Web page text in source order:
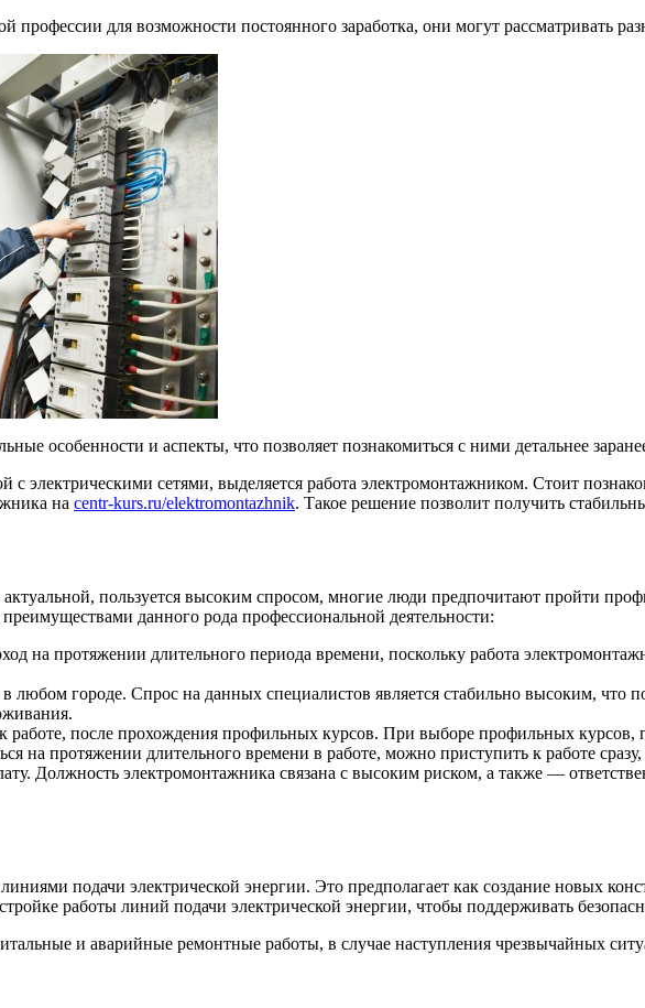
профессии для возможности постоянного заработка, они могут рассматривать
особенности и аспекты, что позволяет познакомиться с ними детальнее
с электрическими сетями, выделяется работа электромонтажником. Стоит
на centr-kurs.ru/elektromontazhnik. Такое решение позволит получить
актуальной, пользуется высоким спросом, многие люди предпочитают пройти
данного рода профессиональной деятельности:
на протяжении длительного периода времени, поскольку работа
любом городе. Спрос на данных специалистов является стабильно высоким, что
работе, после прохождения профильных курсов. При выборе профильных курсов,
на протяжении длительного времени в работе, можно приступить к работе
Должность электромонтажника связана с высоким риском, а также —
подачи электрической энергии. Это предполагает как создание новых
работы линий подачи электрической энергии, чтобы поддерживать
и аварийные ремонтные работы, в случае наступления чрезвычайных